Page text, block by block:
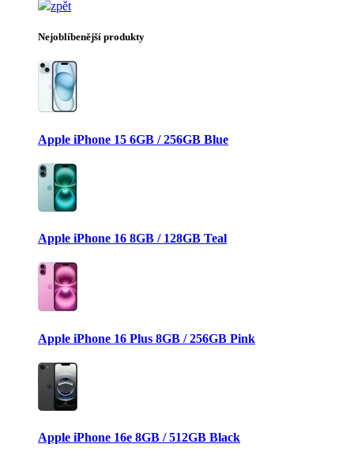
zpět
Nejoblíbenější produkty
Apple iPhone 15 6GB / 256GB Blue
Apple iPhone 16 8GB / 128GB Teal
Apple iPhone 16 Plus 8GB / 256GB Pink
Apple iPhone 16e 8GB / 512GB Black